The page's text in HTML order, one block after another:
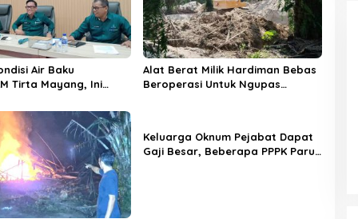
Air Baku
Tirta Mayang, Ini
Alat Berat Milik Hardiman Bebas
Beroperasi Untuk Ngupas
Keluarga Oknum Pejabat Dapat
Gaji Besar, Beberapa PPPK Paruh